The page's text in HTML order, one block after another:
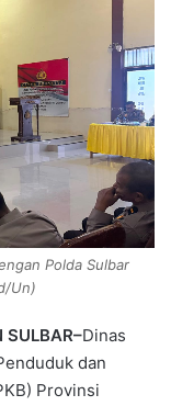
Polda Sulbar
Un)
Dinas
dan
Provinsi